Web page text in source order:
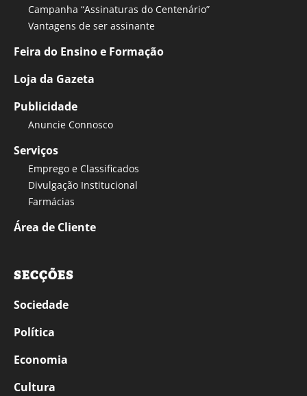
Campanha “Assinaturas do Centenário”
Vantagens de ser assinante
Feira do Ensino e Formação
Loja da Gazeta
Publicidade
Anuncie Connosco
Serviços
Emprego e Classificados
Divulgação Institucional
Farmácias
Área de Cliente
SECÇÕES
Sociedade
Política
Economia
Cultura